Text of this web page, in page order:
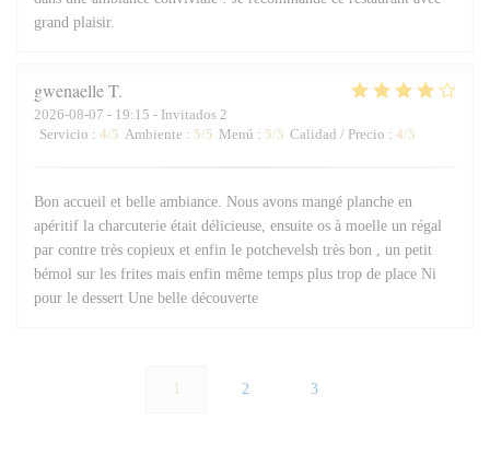
grand plaisir.
gwenaelleT
2026-08-07 - 19:15 - Invitados 2
Servicio : 4/5 Ambiente : 5/5 Menú : 5/5 Calidad / Precio : 4/5
Bon accueil et belle ambiance. Nous avons mangé planche en
apéritif la charcuterie était délicieuse, ensuite os à moelle un régal
par contre très copieux et enfin le potchevelsh très bon , un petit
bémol sur les frites mais enfin même temps plus trop de place Ni
pour le dessert Une belle découverte
2 3